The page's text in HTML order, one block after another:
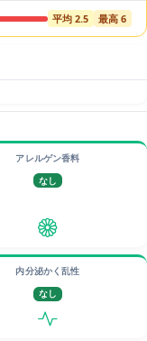
平均 2.5 最高 6
アレルゲン香料
なし
内分泌かく乱性
なし